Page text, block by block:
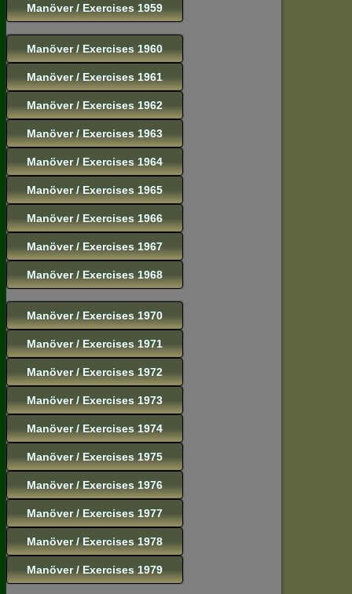
Manöver / Exercises 1959
Manöver / Exercises 1960
Manöver / Exercises 1961
Manöver / Exercises 1962
Manöver / Exercises 1963
Manöver / Exercises 1964
Manöver / Exercises 1965
Manöver / Exercises 1966
Manöver / Exercises 1967
Manöver / Exercises 1968
Manöver / Exercises 1970
Manöver / Exercises 1971
Manöver / Exercises 1972
Manöver / Exercises 1973
Manöver / Exercises 1974
Manöver / Exercises 1975
Manöver / Exercises 1976
Manöver / Exercises 1977
Manöver / Exercises 1978
Manöver / Exercises 1979